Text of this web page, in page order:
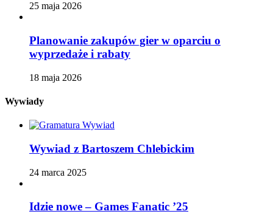
25 maja 2026
Planowanie zakupów gier w oparciu o
wyprzedaże i rabaty
18 maja 2026
Wywiady
Wywiad z Bartoszem Chlebickim
24 marca 2025
Idzie nowe – Games Fanatic ’25